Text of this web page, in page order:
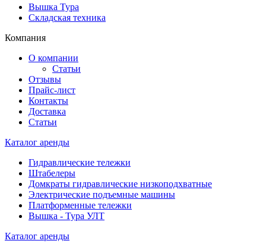
Вышка Тура
Складская техника
Компания
О компании
Статьи
Отзывы
Прайс-лист
Контакты
Доставка
Статьи
Каталог аренды
Гидравлические тележки
Штабелеры
Домкраты гидравлические низкоподхватные
Электрические подъемные машины
Платформенные тележки
Вышка - Тура УЛТ
Каталог аренды